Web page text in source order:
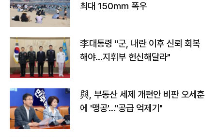
최대 150㎜ 폭우
李대통령 "군, 내란 이후 신뢰 회복
해야…지휘부 헌신해달라"
與, 부동산 세제 개편안 비판 오세훈
에 '맹공'…"공급 억제기"